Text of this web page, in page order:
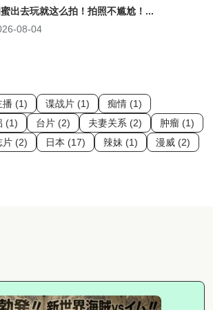
出去玩就这么拍！拍照不尴尬！...
08-04
播 (1) 谍战片 (1)
痴情 (1)
(1) 台片 (2) 夫妻关系 (2)
肿瘤 (1)
片 (2) 日本 (17) 辣妹 (1)
漫威 (2)